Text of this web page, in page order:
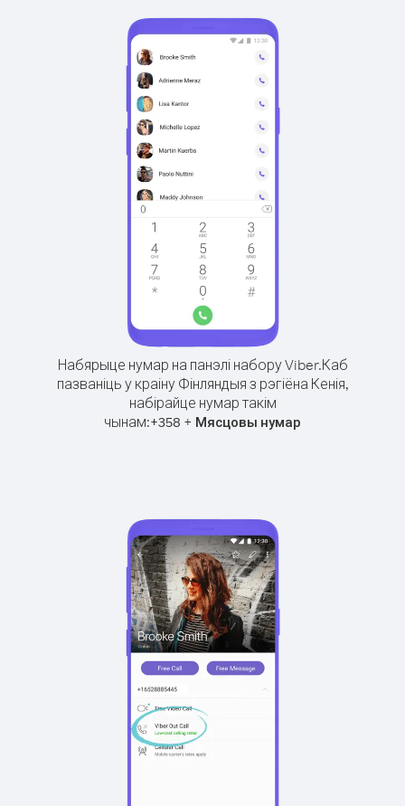
Набярыце нумар на панэлі набору Viber.Каб
пазваніць у краіну Фінляндыя з рэгіёна Кенія,
набірайце нумар такім
чынам:+358 + Мясцовы нумар